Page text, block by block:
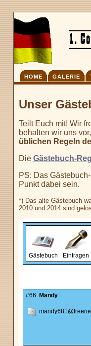
HOME GALERIE
Unser
Teilt Euch mit! Wir
behalten wir uns
üblichen Regeln
Die Gästebuch-
PS: Das
Punkt dabei sein.
*) Das alte Gästebuch
2010 und 2014 sind